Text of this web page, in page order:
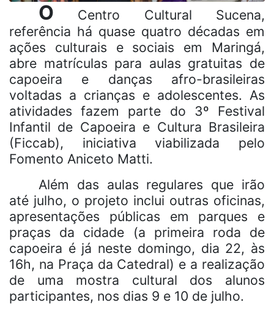
O Centro Cultural Sucena,
referência há quase quatro décadas em
ações culturais e sociais em Maringá,
abre matrículas para aulas gratuitas de
capoeira e danças afro-brasileiras
voltadas a crianças e adolescentes. As
atividades fazem parte do 3º Festival
Infantil de Capoeira e Cultura Brasileira
(Ficcab), iniciativa viabilizada pelo
Fomento Aniceto Matti.
Além das aulas regulares que irão
até julho, o projeto inclui outras oficinas,
apresentações públicas em parques e
praças da cidade (a primeira roda de
capoeira é já neste domingo, dia 22, às
16h, na Praça da Catedral) e a realização
de uma mostra cultural dos alunos
participantes, nos dias 9 e 10 de julho.